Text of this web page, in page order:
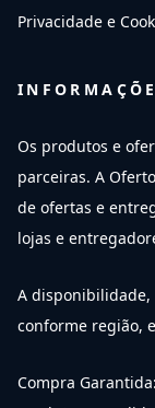
Privacidade e
Os produtos e
parceiras. A
de ofertas e
lojas e
A disponibilidade,
conforme região,
Compra